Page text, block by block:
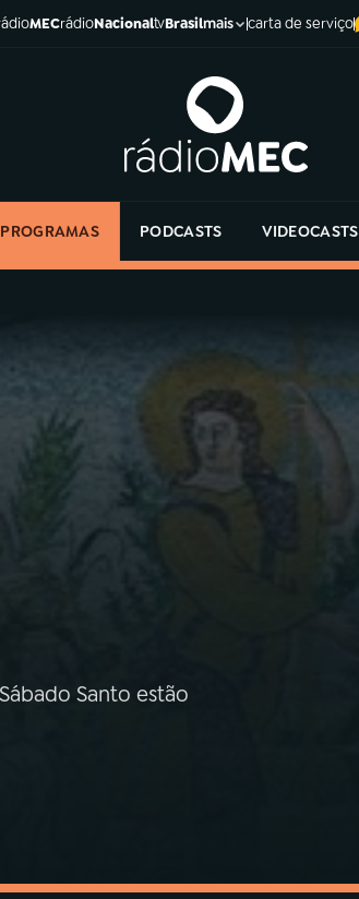
MECrádioNacionaltvBrasilmais carta de serviço
PROGRAMAS PODCASTS VIDEOCASTS
Santo estão